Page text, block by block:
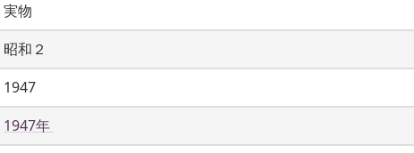
実物
昭和２
1947
1947年